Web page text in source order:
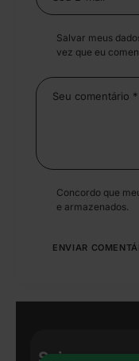
Salvar meus
vez que eu
Concordo que
e armazenados.